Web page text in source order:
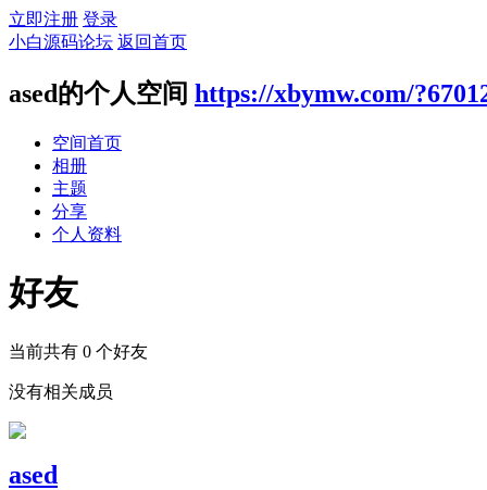
立即注册 登录
小白源码论坛 返回首页
ased的个人空间 https://xbymw.com/
空间首页
相册
主题
分享
个人资料
好友
当前共有 0 个好友
没有相关成员
ased